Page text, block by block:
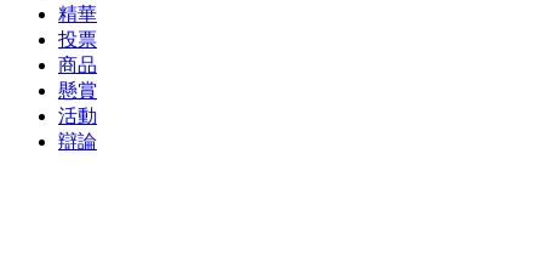
精華
投票
商品
懸賞
活動
辯論